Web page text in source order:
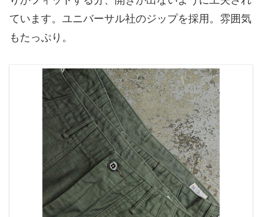
ています。ユニバーサル社のジップを採用。雰囲気
もたっぷり。